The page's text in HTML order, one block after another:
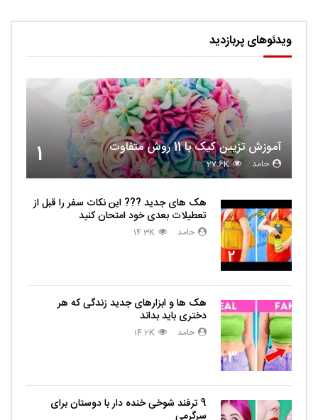
ویدئوهای پربازدید
1 آموزش تزیین کیک با 11 روش متفاوت
حامد 27.6K
2
هک های جدید ??️? این نکات سفر را قبل از
تعطیلات بعدی خود امتحان کنید
حامد 14.3K
3
هک ها و ابزارهای جدید زندگی که هر
دختری باید بداند
حامد 14.2K
9 ترفند شوخی خنده دار با دوستان برای
سرگرمی